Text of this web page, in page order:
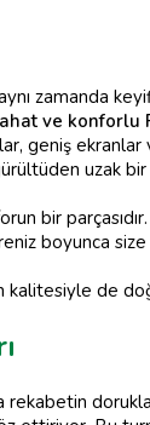
zamanda
ve konforlu
geniş ekranlar
uzak bir
bir parçasıdır.
boyunca
de